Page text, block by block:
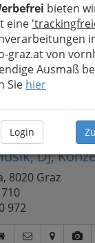
bieten
eine
graz.at von
Ausmaß
Sie hier
Login
und
heute,
DJ,
8020 Graz
972